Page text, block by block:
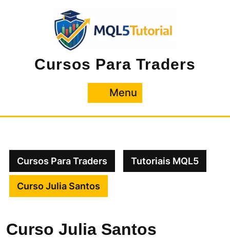
Cursos Para Traders
Menu
Cursos Para Traders Tutoriais MQL5
Curso Julia Santos
Curso Julia Santos